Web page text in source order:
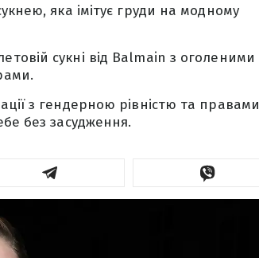
яка імітує груди на модному
сукні від Balmain з оголеними
з гендерною рівністю та правами
без засудження.